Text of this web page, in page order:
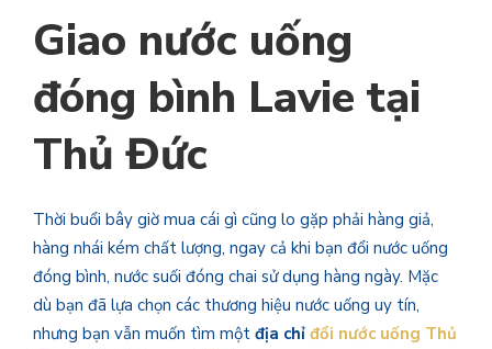
Giao nước uống
đóng bình Lavie tại
Thủ Đức
Thời buổi bây giờ mua cái gì cũng lo gặp phải hàng giả,
hàng nhái kém chất lượng, ngay cả khi bạn đổi nước uống
đóng bình, nước suối đóng chai sử dụng hàng ngày. Mặc
dù bạn đã lựa chọn các thương hiệu nước uống uy tín,
nhưng bạn vẫn muốn tìm một địa chỉ đổi nước uống Thủ